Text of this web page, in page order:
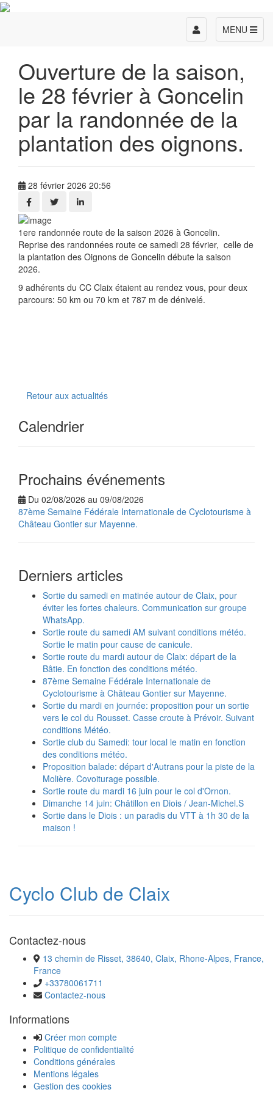
MENU
Toggle
navigation
Ouverture de la saison,
le 28 février à Goncelin
par la randonnée de la
plantation des oignons.
28 février 2026 20:56
1ere randonnée route de la saison 2026 à Goncelin.
Reprise des randonnées route ce samedi 28 février, celle de
la plantation des Oignons de Goncelin débute la saison
2026.
9 adhérents du CC Claix étaient au rendez vous, pour deux
parcours: 50 km ou 70 km et 787 m de dénivelé.
Retour aux actualités
Calendrier
Prochains événements
Du 02/08/2026 au 09/08/2026
87ème Semaine Fédérale Internationale de Cyclotourisme à
Château Gontier sur Mayenne.
Derniers articles
Sortie du samedi en matinée autour de Claix, pour
éviter les fortes chaleurs. Communication sur groupe
WhatsApp.
Sortie route du samedi AM suivant conditions météo.
Sortie le matin pour cause de canicule.
Sortie route du mardi autour de Claix: départ de la
Bâtie. En fonction des conditions météo.
87ème Semaine Fédérale Internationale de
Cyclotourisme à Château Gontier sur Mayenne.
Sortie du mardi en journée: proposition pour un sortie
vers le col du Rousset. Casse croute à Prévoir. Suivant
conditions Météo.
Sortie club du Samedi: tour local le matin en fonction
des conditions météo.
Proposition balade: départ d'Autrans pour la piste de la
Molière. Covoiturage possible.
Sortie route du mardi 16 juin pour le col d'Ornon.
Dimanche 14 juin: Châtillon en Diois / Jean-Michel.S
Sortie dans le Diois : un paradis du VTT à 1h 30 de la
maison !
Cyclo Club de Claix
Contactez-nous
13 chemin de Risset, 38640, Claix, Rhone-Alpes, France,
France
+33780061711
Contactez-nous
Informations
Créer mon compte
Politique de confidentialité
Conditions générales
Mentions légales
Gestion des cookies